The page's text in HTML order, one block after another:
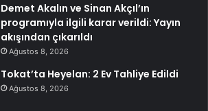
Demet Akalın ve Sinan Akçıl’ın
programıyla ilgili karar verildi: Yayın
akışından çıkarıldı
Ağustos 8, 2026
Tokat’ta Heyelan: 2 Ev Tahliye Edildi
Ağustos 8, 2026